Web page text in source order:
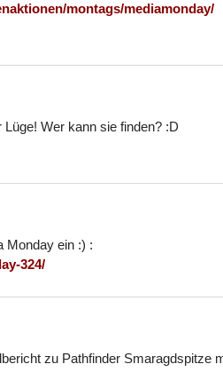
montags/mediamonday/
Wer kann sie finden? :D
Monday ein :) :
324/
zu Pathfinder Smaragdspitze